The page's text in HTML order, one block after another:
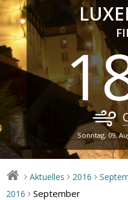
Sonntag, 09.
> Aktuelles > 2016 >
2016 > September